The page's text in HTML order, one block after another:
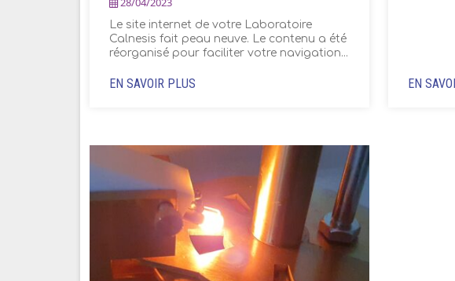
Le site internet de votre Laboratoire
Calnesis fait peau neuve. Le contenu a été
réorganisé pour faciliter votre navigation...
EN SAVOIR PLUS EN